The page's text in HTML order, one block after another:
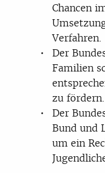
Chancen
Verfahren.
Der
Familien
zu fördern.
Der
Bund und
um ein